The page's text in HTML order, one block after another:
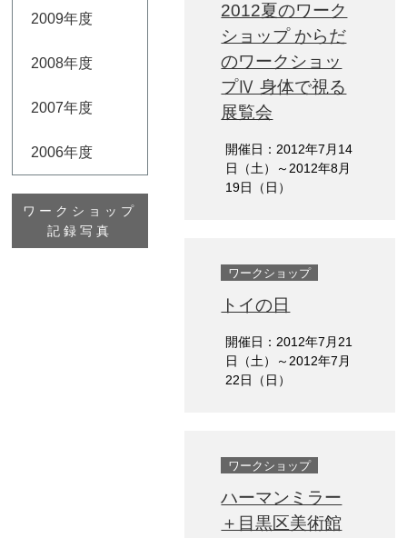
2009年度
2008年度
2007年度
2006年度
ワークショップ
記録写真
2012夏のワーク
ショップ からだ
のワークショッ
プⅣ 身体で視る
展覧会
開催日：2012年7月14
日（土）～2012年8月
19日（日）
ワークショップ
トイの日
開催日：2012年7月21
日（土）～2012年7月
22日（日）
ワークショップ
ハーマンミラー
＋目黒区美術館